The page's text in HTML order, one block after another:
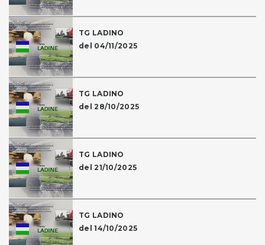
TG LADINO
del 04/11/2025
TG LADINO
del 28/10/2025
TG LADINO
del 21/10/2025
TG LADINO
del 14/10/2025